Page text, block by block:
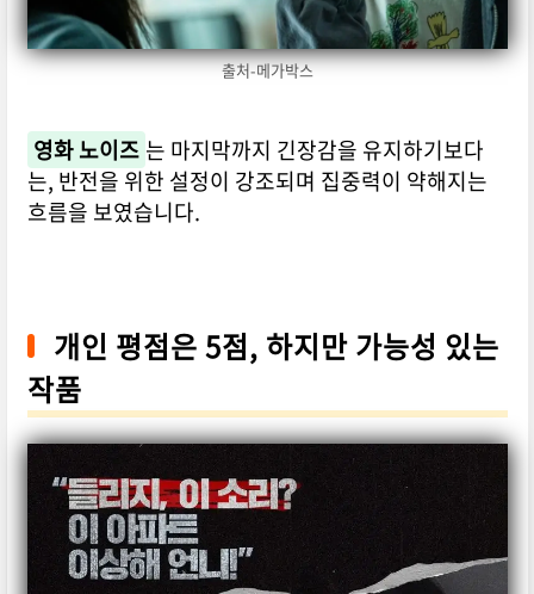
출처-메가박스
영화 노이즈 는 마지막까지 긴장감을 유지하기보다
는, 반전을 위한 설정이 강조되며 집중력이 약해지는
흐름을 보였습니다.
개인 평점은 5점, 하지만 가능성 있는
작품